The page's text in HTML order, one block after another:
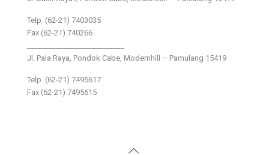
Telp. (62-21) 7403035
Fax (62-21) 740266
Jl. Pala Raya, Pondok Cabe, Modernhill – Pamulang 15419
Telp. (62-21) 7495617
Fax (62-21) 7495615